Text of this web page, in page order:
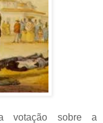
votação sobre a